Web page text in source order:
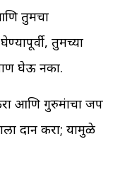
तुमचा
तुमच्या
घेऊ नका.
आणि गुरुमंत्राचा जप
दान करा; यामुळे